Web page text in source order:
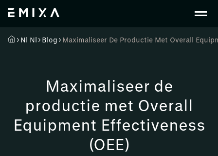
Nl Nl Blog Maximaliseer De Productie Met Overall
Maximaliseer de
productie met Overall
Equipment Effectiveness
(OEE)